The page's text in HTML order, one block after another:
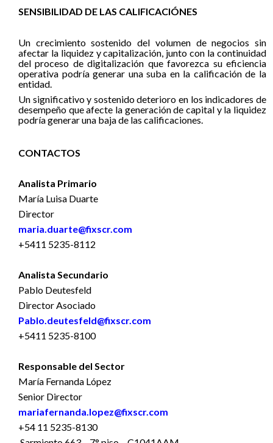
SENSIBILIDAD DE LAS CALIFICACIÓNES
Un crecimiento sostenido del volumen de negocios sin
afectar la liquidez y capitalización, junto con la continuidad
del proceso de digitalización que favorezca su eficiencia
operativa podría generar una suba en la calificación de la
entidad.
Un significativo y sostenido deterioro en los indicadores de
desempeño que afecte la generación de capital y la liquidez
podría generar una baja de las calificaciones.
CONTACTOS
Analista Primario
María Luisa Duarte
Director
maria.duarte@fixscr.com
+5411 5235-8112
Analista Secundario
Pablo Deutesfeld
Director Asociado
Pablo.deutesfeld@fixscr.com
+5411 5235-8100
Responsable del Sector
María Fernanda López
Senior Director
mariafernanda.lopez@fixscr.com
+54 11 5235-8130